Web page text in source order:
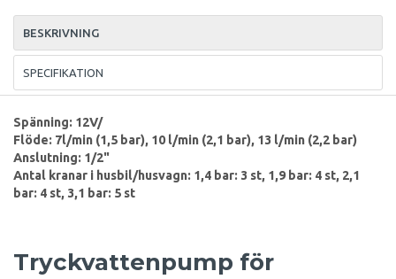
BESKRIVNING
SPECIFIKATION
Spänning: 12V/
Flöde: 7l/min (1,5 bar), 10 l/min (2,1 bar), 13 l/min (2,2 bar)
Anslutning: 1/2"
Antal kranar i husbil/husvagn: 1,4 bar: 3 st, 1,9 bar: 4 st, 2,1
bar: 4 st, 3,1 bar: 5 st
Tryckvattenpump för